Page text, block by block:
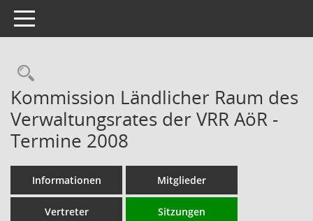
Toggle navigation
Rechercheauswahl
Kommission Ländlicher Raum des
Verwaltungsrates der VRR AöR -
Termine 2008
Informationen Mitglieder
Vertreter Sitzungen